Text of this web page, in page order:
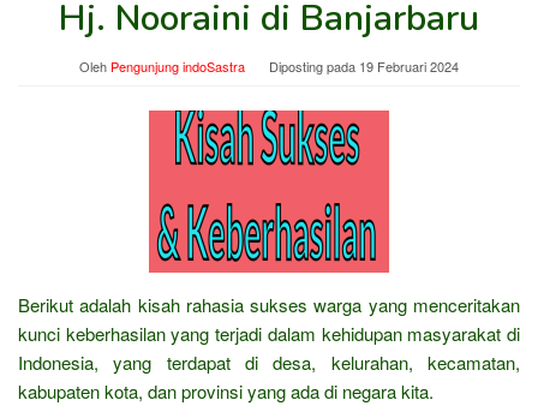
Hj. Nooraini di Banjarbaru
Oleh Pengunjung indoSastra Diposting pada 19 Februari 2024
Berikut adalah kisah rahasia sukses warga yang menceritakan
kunci keberhasilan yang terjadi dalam kehidupan masyarakat di
Indonesia, yang terdapat di desa, kelurahan, kecamatan,
kabupaten kota, dan provinsi yang ada di negara kita.